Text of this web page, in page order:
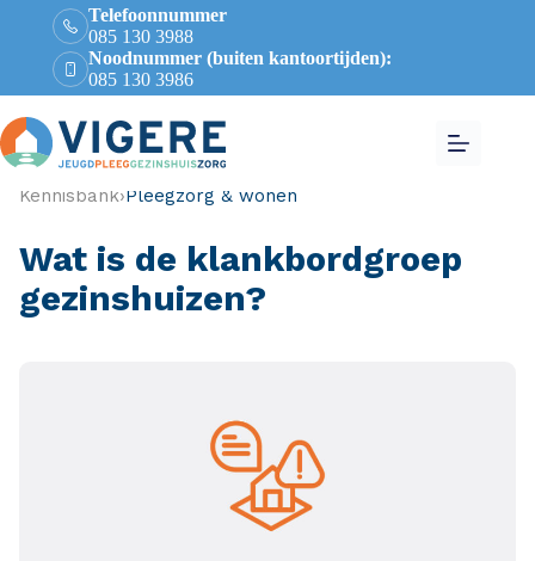
Telefoonnummer
085 130 3988
Noodnummer (buiten kantoortijden):
085 130 3986
Kennisbank›Pleegzorg & wonen
Wat is de klankbordgroep
gezinshuizen?